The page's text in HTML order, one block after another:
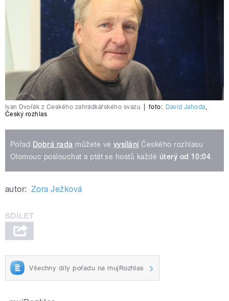
Ivan Dvořák z Českého zahrádkářského svazu foto: David Jahoda,
Český rozhlas
Pořad Dobrá rada můžete ve vysíláníČeského rozhlasu
Olomouc poslouchat a ptát se hostů každé úterý od 10:04
autor: Zora Ježková
Všechny díly pořadu na mujRozhlas